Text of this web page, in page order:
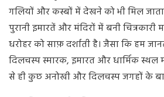
गलियों और कस्बों में देखने को भी मिल जाता
पुरानी इमारतें और मंदिरों में बनी
धरोहर को साफ़ दर्शाती है। जैसा कि हम
दिलचस्प स्मारक, इमारत और धार्मिक
से ही कुछ अनोखी और दिलचस्प जगहों के